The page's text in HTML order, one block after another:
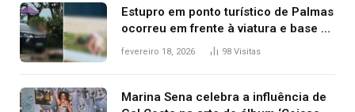
Estupro em ponto turístico de Palmas
ocorreu em frente à viatura e base de
segurança; polícia investiga
fevereiro 18, 2026 98 Visitas
Marina Sena celebra a influência de